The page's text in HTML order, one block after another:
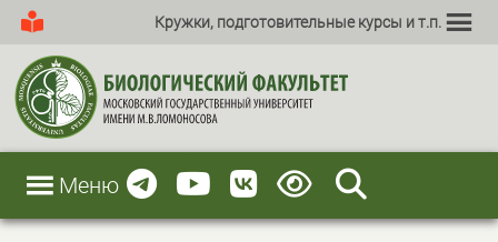
Кружки, подготовительные курсы и т.п.
Меню